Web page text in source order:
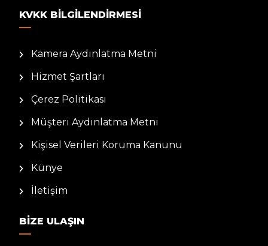
KVKK BILGILENDIRMESI
Kamera Aydınlatma Metni
Hizmet Şartları
Çerez Politikası
Müşteri Aydınlatma Metni
Kişisel Verileri Koruma Kanunu
Künye
İletişim
BIZE ULAŞIN